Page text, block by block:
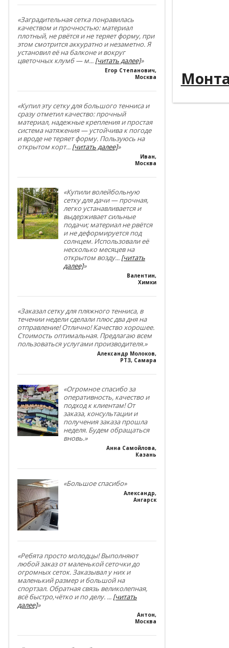
«Заградительная сетка понравилась
качеством и прочностью: материал
плотный, не рвётся и не теряет форму, при
этом смотрится аккуратно и незаметно. Я
установил её на балконе и вокруг
цветочных клумб — м... [читать далее]»
Егор Степанович,
Москва
«Купил эту сетку для большого тенниса и
сразу отметил качество: прочный
материал, надежные крепления и простая
система натяжения — устойчива к погоде
и вроде не теряет форму. Пользуюсь на
открытом корт... [читать далее]»
Иван,
Москва
«Купили волейбольную
сетку для дачи — прочная,
легко устанавливается и
выдерживает сильные
подачи; материал не рвётся
и не деформируется под
солнцем. Использовали её
несколько месяцев на
открытом возду... [читать
далее]»
Валентин,
Химки
«Заказал сетку для пляжного тенниса, в
течении недели сделали плюс два дня на
отправление! Отлично! Качество хорошее.
Стоимость оптимальная. Предлагаю всем
пользоваться услугами производителя.»
Александр Молоков,
РТЗ, Самара
«Огромное спасибо за
оперативность, качество и
подход к клиентам! От
заказа, консультации и
получения заказа прошла
неделя. Будем обращаться
вновь.»
Анна Самойлова,
Казань
«Большое спасибо»
Александр,
Ангарск
«Ребята просто молодцы! Выполняют
любой заказ от маленькой сеточки до
огромных сеток. Заказывал у них и
маленький размер и большой на
спортзал. Обратная связь великолепная,
всё быстро,чётко и по делу. ... [читать
далее]»
Антон,
Москва